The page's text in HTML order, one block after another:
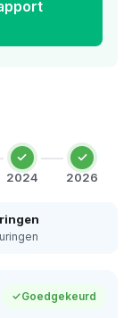
2024 2026
Goedgekeurd